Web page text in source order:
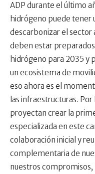
ADP durante el último
hidrógeno puede tener
descarbonizar el sector
deben estar
hidrógeno para 2035 y
un ecosistema de
eso ahora es el
las infraestructuras.
proyectan crear la
especializada en este
colaboración inicial y
complementaria de
nuestros